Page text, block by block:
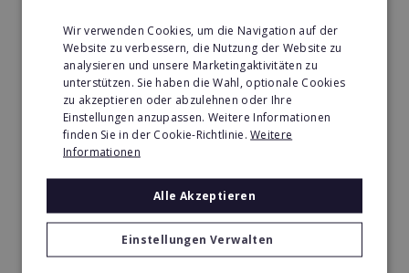
Sport Franchise in Äquatorialguinea
Kaffee & Café Franchise in Äquatorialguinea
Tier- & Zoobedarf Franchise in Äquatorialguinea
Immobilien Franchise in Äquatorialguinea
Kinder & Erziehung Franchise in Äquatorialguinea
Kosmetik Franchise in Äquatorialguinea
Lebensmittel Franchise in Äquatorialguinea
Medien & Werbung Franchise in Äquatorialguinea
Wir verwenden Cookies, um die Navigation auf der
Website zu verbessern, die Nutzung der Website zu
analysieren und unsere Marketingaktivitäten zu
unterstützen. Sie haben die Wahl, optionale Cookies
zu akzeptieren oder abzulehnen oder Ihre
Einstellungen anzupassen. Weitere Informationen
finden Sie in der Cookie-Richtlinie.Weitere
Informationen
Alle Akzeptieren
Einstellungen Verwalten